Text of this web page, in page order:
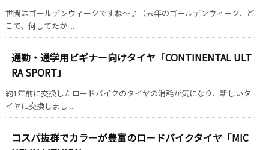
世間はゴールデンウィークですね～♪（去年のゴールデンウィーク、ど
こで、何してたか ...
通勤・通学用ビギナー向けタイヤ「CONTINENTAL ULT
RA SPORT」
約1年前に交換したロードバイクのタイヤの消耗が気になり、新しいタ
イヤに交換しまし ...
コスパ抜群でカラーが豊富のロードバイクタイヤ「MIC